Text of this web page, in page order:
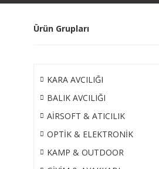
Ürün Grupları
KARA AVCILIĞI
BALIK AVCILIĞI
AİRSOFT & ATICILIK
OPTİK & ELEKTRONİK
KAMP & OUTDOOR